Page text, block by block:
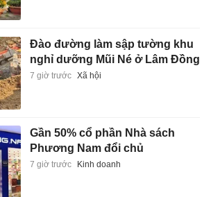
Đào đường làm sập tường khu
nghỉ dưỡng Mũi Né ở Lâm Đồng
7 giờ trước Xã hội
Gần 50% cổ phần Nhà sách
Phương Nam đổi chủ
7 giờ trước Kinh doanh